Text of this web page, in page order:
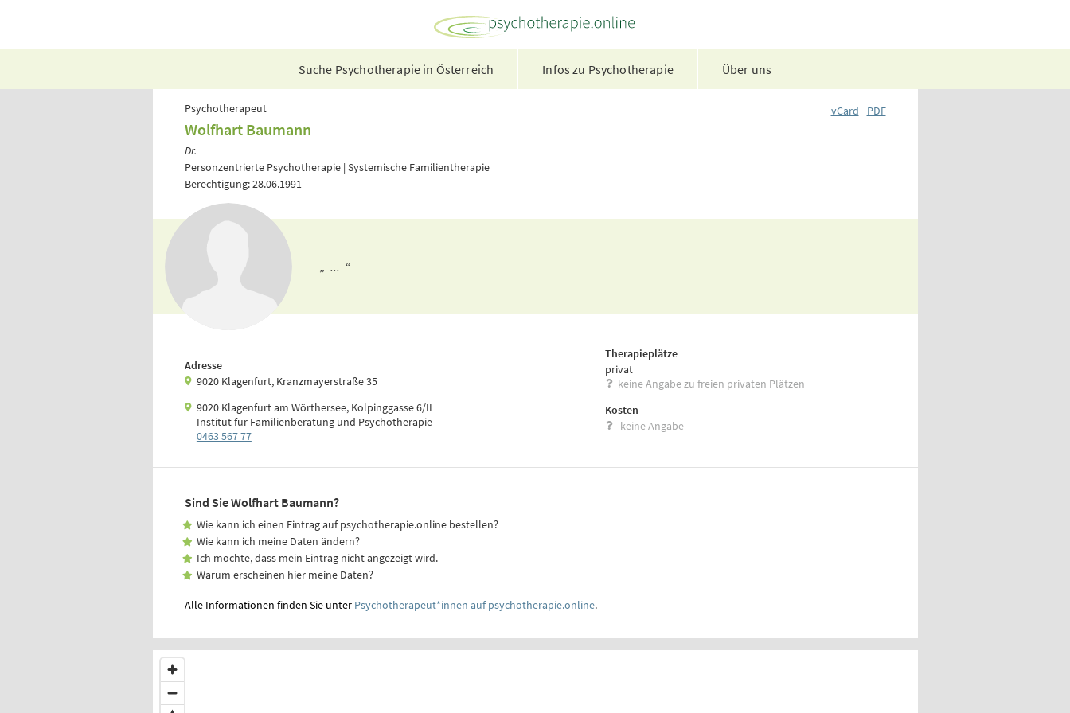
Suche Psychotherapie in Österreich Infos zu Psychotherapie Über uns
Psychotherapeut
Wolfhart Baumann
Dr.
Personzentrierte Psychotherapie | Systemische Familientherapie
Berechtigung: 28.06.1991
vCard PDF
„ ... “
Adresse
9020 Klagenfurt, Kranzmayerstraße 35
9020 Klagenfurt am Wörthersee, Kolpinggasse 6/II
Institut für Familienberatung und Psychotherapie
0463 567 77
Therapieplätze
privat
keine Angabe zu freien privaten Plätzen
Kosten
keine Angabe
Sind Sie Wolfhart Baumann?
Wie kann ich einen Eintrag auf psychotherapie.online bestellen?
Wie kann ich meine Daten ändern?
Ich möchte, dass mein Eintrag nicht angezeigt wird.
Warum erscheinen hier meine Daten?
Alle Informationen finden Sie unter Psychotherapeut*innen auf psychotherapie.online.